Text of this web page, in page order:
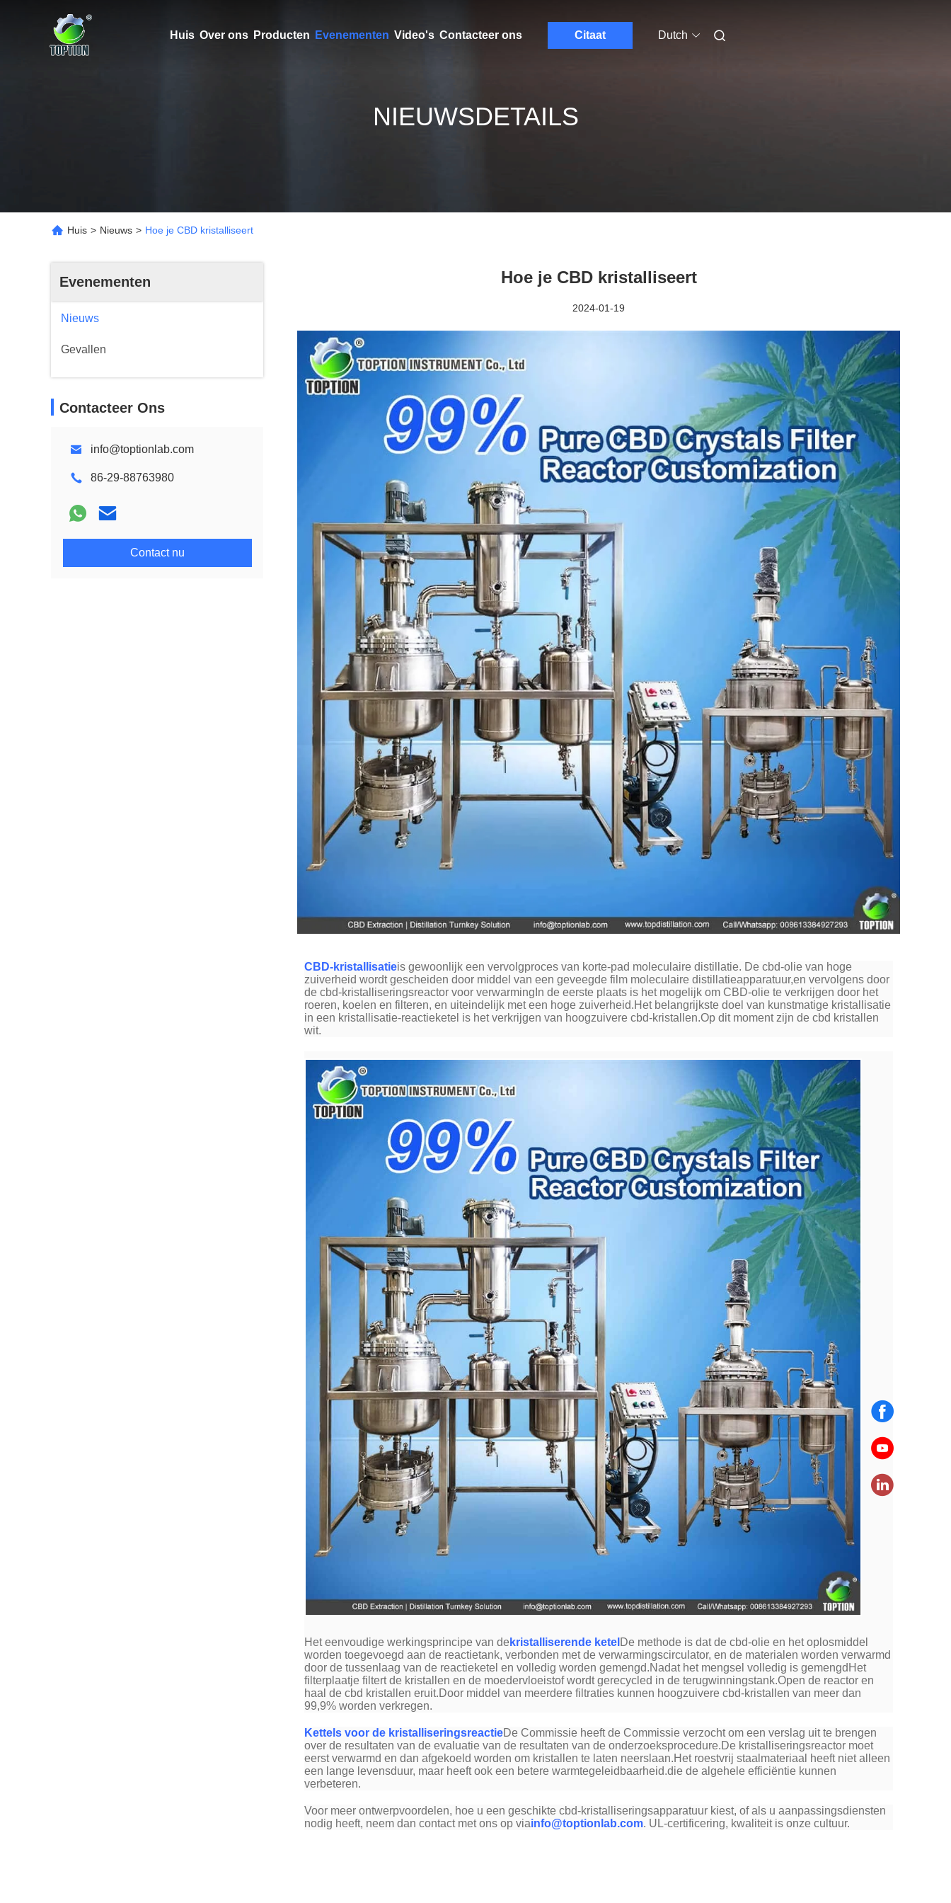
Huis Over ons Producten Evenementen Video's Contacteer ons Citaat Dutch
NIEUWSDETAILS
Huis > Nieuws > Hoe je CBD kristalliseert
Evenementen
Nieuws
Gevallen
Contacteer Ons
info@toptionlab.com
86-29-88763980
Contact nu
Hoe je CBD kristalliseert
2024-01-19
CBD-kristallisatieis gewoonlijk een vervolgproces van korte-pad moleculaire distillatie. De cbd-olie van hoge
zuiverheid wordt gescheiden door middel van een geveegde film moleculaire distillatieapparatuur,en vervolgens door
de cbd-kristalliseringsreactor voor verwarmingIn de eerste plaats is het mogelijk om CBD-olie te verkrijgen door het
roeren, koelen en filteren, en uiteindelijk met een hoge zuiverheid.Het belangrijkste doel van kunstmatige kristallisatie
in een kristallisatie-reactieketel is het verkrijgen van hoogzuivere cbd-kristallen.Op dit moment zijn de cbd kristallen
wit.
Het eenvoudige werkingsprincipe van dekristalliserende ketel De methode is dat de cbd-olie en het oplosmiddel
worden toegevoegd aan de reactietank, verbonden met de verwarmingscirculator, en de materialen worden verwarmd
door de tussenlaag van de reactieketel en volledig worden gemengd.Nadat het mengsel volledig is gemengdHet
filterplaatje filtert de kristallen en de moedervloeistof wordt gerecycled in de terugwinningstank.Open de reactor en
haal de cbd kristallen eruit.Door middel van meerdere filtraties kunnen hoogzuivere cbd-kristallen van meer dan
99,9% worden verkregen.
Kettels voor de kristalliseringsreactieDe Commissie heeft de Commissie verzocht om een verslag uit te brengen
over de resultaten van de evaluatie van de resultaten van de onderzoeksprocedure.De kristalliseringsreactor moet
eerst verwarmd en dan afgekoeld worden om kristallen te laten neerslaan.Het roestvrij staalmateriaal heeft niet alleen
een lange levensduur, maar heeft ook een betere warmtegeleidbaarheid.die de algehele efficiëntie kunnen
verbeteren.
Voor meer ontwerpvoordelen, hoe u een geschikte cbd-kristalliseringsapparatuur kiest, of als u aanpassingsdiensten
nodig heeft, neem dan contact met ons op viainfo@toptionlab.com. UL-certificering, kwaliteit is onze cultuur.